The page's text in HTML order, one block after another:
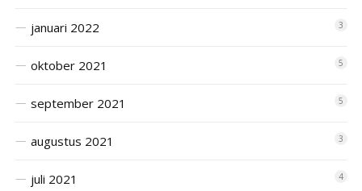
januari 2022 3
oktober 2021 5
september 2021 5
augustus 2021 3
juli 2021 4